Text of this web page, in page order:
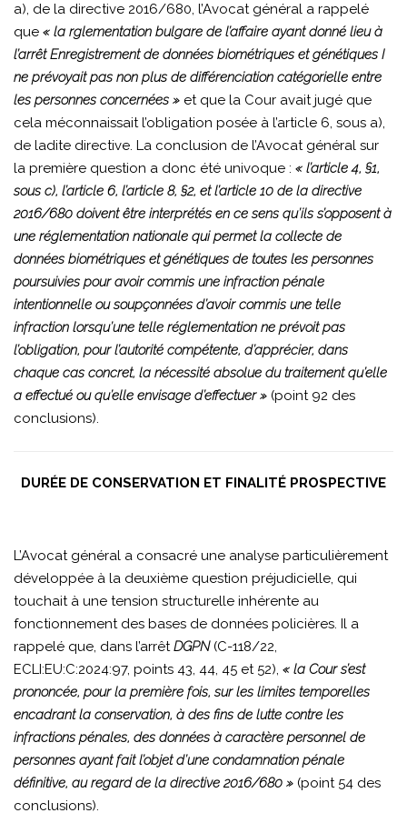
a), de la directive 2016/680, l’Avocat général a rappelé
que « la rglementation bulgare de l’affaire ayant donné lieu à
l’arrêt Enregistrement de données biométriques et génétiques I
ne prévoyait pas non plus de différenciation catégorielle entre
les personnes concernées » et que la Cour avait jugé que
cela méconnaissait l’obligation posée à l’article 6, sous a),
de ladite directive. La conclusion de l’Avocat général sur
la première question a donc été univoque : « l’article 4, §1,
sous c), l’article 6, l’article 8, §2, et l’article 10 de la directive
2016/680 doivent être interprétés en ce sens qu’ils s’opposent à
une réglementation nationale qui permet la collecte de
données biométriques et génétiques de toutes les personnes
poursuivies pour avoir commis une infraction pénale
intentionnelle ou soupçonnées d’avoir commis une telle
infraction lorsqu’une telle réglementation ne prévoit pas
l’obligation, pour l’autorité compétente, d’apprécier, dans
chaque cas concret, la nécessité absolue du traitement qu’elle
a effectué ou qu’elle envisage d’effectuer » (point 92 des
conclusions).
DURÉE DE CONSERVATION ET FINALITÉ PROSPECTIVE
L’Avocat général a consacré une analyse particulièrement
développée à la deuxième question préjudicielle, qui
touchait à une tension structurelle inhérente au
fonctionnement des bases de données policières. Il a
rappelé que, dans l’arrêtDGPN(C-118/22,
ECLI:EU:C:2024:97, points 43, 44, 45 et 52), « la Cour s’est
prononcée, pour la première fois, sur les limites temporelles
encadrant la conservation, à des fins de lutte contre les
infractions pénales, des données à caractère personnel de
personnes ayant fait l’objet d’une condamnation pénale
définitive, au regard de la directive 2016/680 » (point 54 des
conclusions).